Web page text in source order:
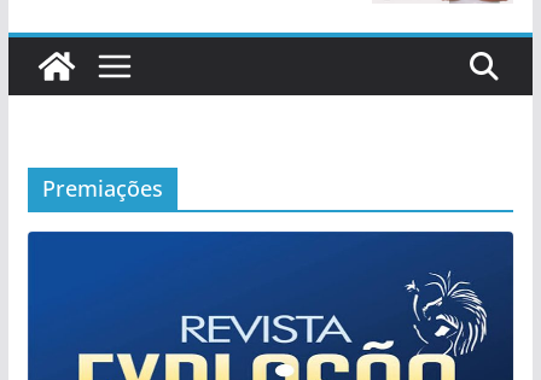
Premiações